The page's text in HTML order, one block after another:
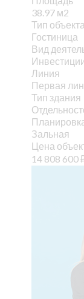
38.97 м2
Тип объекта
Гостиница
Вид
Линия
Первая
Тип здания
Зальная
Цена
14 808 600